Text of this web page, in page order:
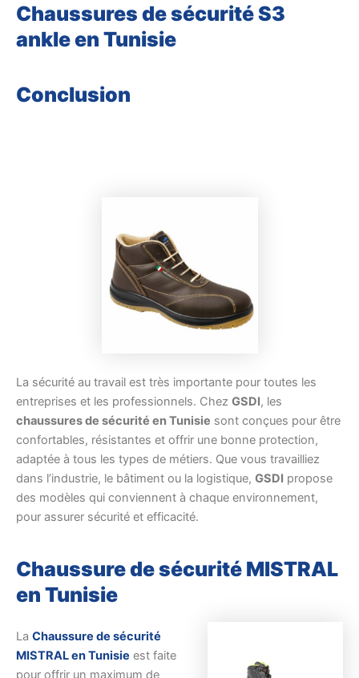
Chaussures de sécurité S3
ankle en Tunisie
Conclusion
La sécurité au travail est très importante pour toutes les
entreprises et les professionnels. Chez GSDI, les
chaussures de sécurité en Tunisie sont conçues pour être
confortables, résistantes et offrir une bonne protection,
adaptée à tous les types de métiers. Que vous travailliez
dans l’industrie, le bâtiment ou la logistique, GSDI propose
des modèles qui conviennent à chaque environnement,
pour assurer sécurité et efficacité.
Chaussure de sécurité MISTRAL
en Tunisie
La Chaussure de sécurité
MISTRAL en Tunisie est faite
pour offrir un maximum de